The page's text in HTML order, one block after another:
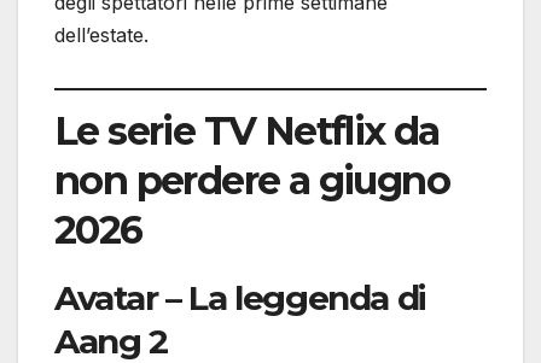
dell’estate.
Le serie TV Netflix da
non perdere a giugno
2026
Avatar – La leggenda di
Aang 2